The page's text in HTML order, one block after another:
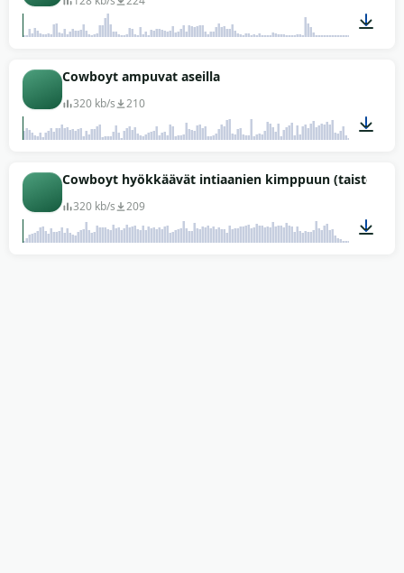
Cowboyt ampuvat aseilla
320 kb/s 210
01:19
Cowboyt hyökkäävät intiaanien kimppuun (taistelu)
320 kb/s 209